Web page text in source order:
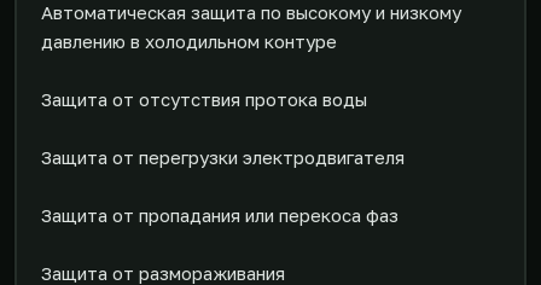
Автоматическая защита по высокому и низкому
давлению в холодильном контуре
Защита от отсутствия протока воды
Защита от перегрузки электродвигателя
Защита от пропадания или перекоса фаз
Защита от размораживания